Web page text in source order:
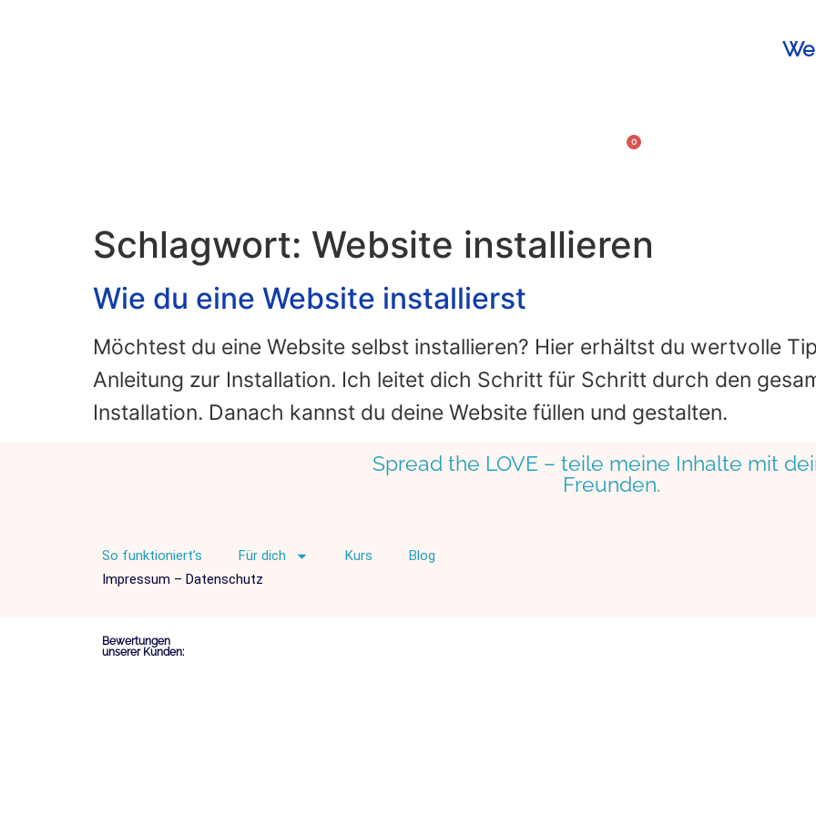
€ 0
Schlagwort: Website installieren
Wie du eine Website installierst
Möchtest du eine Website selbst installieren? Hier erhältst du wertvolle
Anleitung zur Installation. Ich leitet dich Schritt für Schritt durch den
Installation. Danach kannst du deine Website füllen und gestalten.
Spread the LOVE – teile meine Inhalte mit
Freunden.
So funktioniert’s Für dich Kurs
Blog
Impressum – Datenschutz
Bewertungen
unserer Kunden: